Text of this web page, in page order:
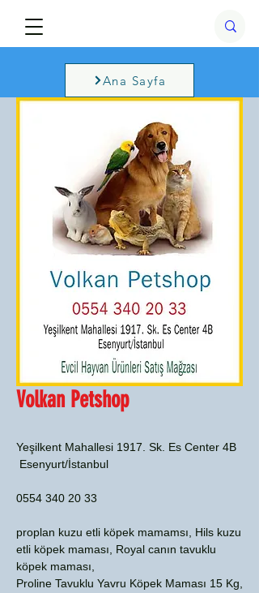
Ana Sayfa
Volkan Petshop
Yeşilkent Mahallesi 1917. Sk. Es Center 4B
Esenyurt/İstanbul
0554 340 20 33
proplan kuzu etli köpek mamamsı, Hils kuzu
etli köpek maması, Royal canın tavuklu
köpek maması,
Proline Tavuklu Yavru Köpek Maması 15 Kg,